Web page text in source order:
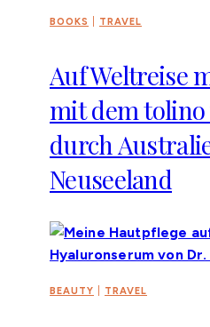
BOOKS TRAVEL
Auf Weltreise
mit dem tolino
durch
Neuseeland
BEAUTY TRAVEL